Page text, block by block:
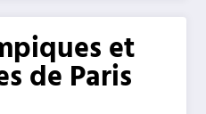
et
de Paris